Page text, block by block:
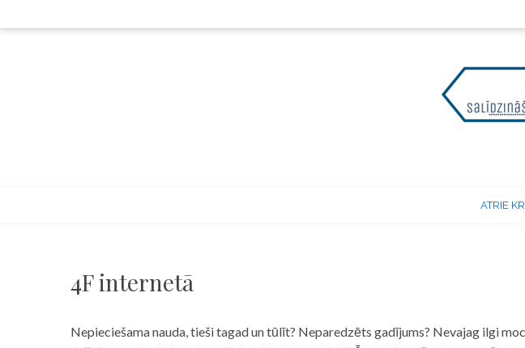
to
ATRIE
4F internetā
Nepieciešama nauda, tieši tagad un tūlīt? Neparedzēts gadījums? Nevajag ilgi